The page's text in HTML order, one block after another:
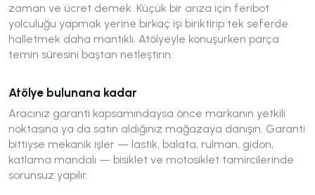
zaman ve ücret demek. Küçük bir arıza için feribot
yolculuğu yapmak yerine birkaç işi biriktirip tek seferde
halletmek daha mantıklı. Atölyeyle konuşurken parça
temin süresini baştan netleştirin.
Atölye bulunana kadar
Aracınız garanti kapsamındaysa önce markanın yetkili
noktasına ya da satın aldığınız mağazaya danışın. Garanti
bittiyse mekanik işler — lastik, balata, rulman, gidon,
katlama mandalı — bisiklet ve motosiklet tamircilerinde
sorunsuz yapılır.